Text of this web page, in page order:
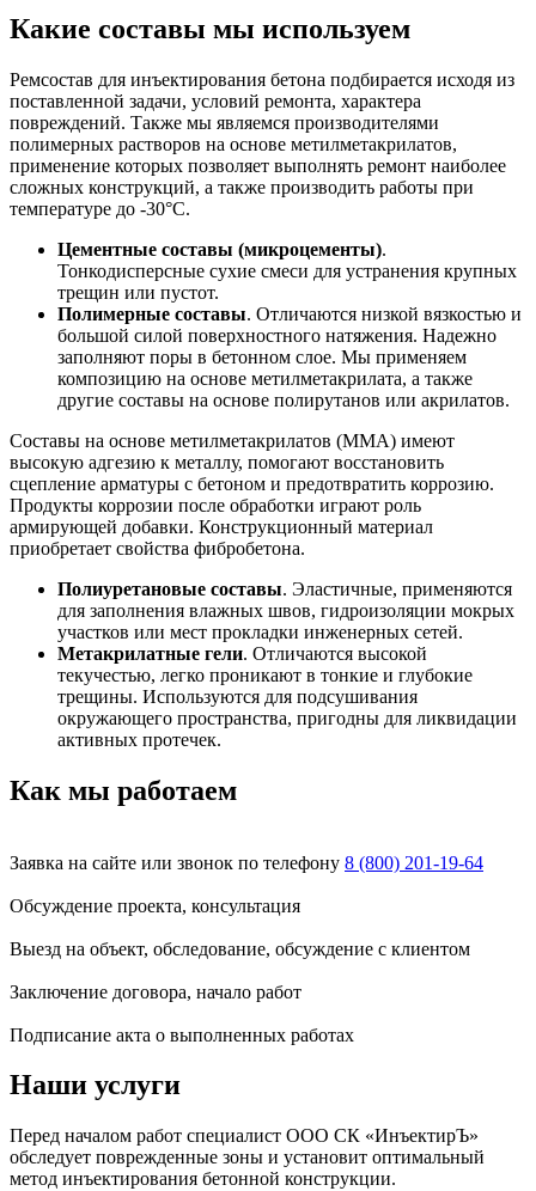
Какие составы мы используем
Ремсостав для инъектирования бетона подбирается исходя из
поставленной задачи, условий ремонта, характера
повреждений. Также мы являемся производителями
полимерных растворов на основе метилметакрилатов,
применение которых позволяет выполнять ремонт наиболее
сложных конструкций, а также производить работы при
температуре до -30°C.
Цементные составы (микроцементы).
Тонкодисперсные сухие смеси для устранения крупных
трещин или пустот.
Полимерные составы. Отличаются низкой вязкостью и
большой силой поверхностного натяжения. Надежно
заполняют поры в бетонном слое. Мы применяем
композицию на основе метилметакрилата, а также
другие составы на основе полирутанов или акрилатов.
Составы на основе метилметакрилатов (ММА) имеют
высокую адгезию к металлу, помогают восстановить
сцепление арматуры с бетоном и предотвратить коррозию.
Продукты коррозии после обработки играют роль
армирующей добавки. Конструкционный материал
приобретает свойства фибробетона.
Полиуретановые составы. Эластичные, применяются
для заполнения влажных швов, гидроизоляции мокрых
участков или мест прокладки инженерных сетей.
Метакрилатные гели. Отличаются высокой
текучестью, легко проникают в тонкие и глубокие
трещины. Используются для подсушивания
окружающего пространства, пригодны для ликвидации
активных протечек.
Как мы работаем
Заявка на сайте или звонок по телефону 8 (800) 201-19-64
Обсуждение проекта, консультация
Выезд на объект, обследование, обсуждение с клиентом
Заключение договора, начало работ
Подписание акта о выполненных работах
Наши услуги
Перед началом работ специалист ООО СК «ИнъектирЪ»
обследует поврежденные зоны и установит оптимальный
метод инъектирования бетонной конструкции.